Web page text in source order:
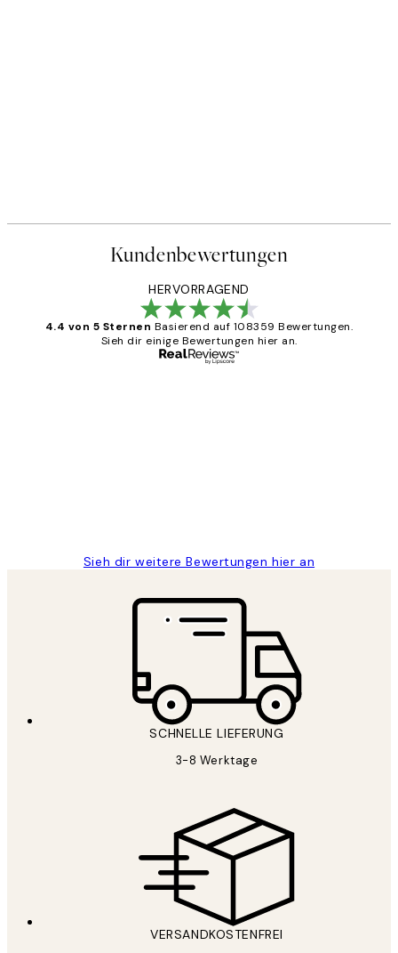
Kundenbewertungen
HERVORRAGEND
4.4 von 5 Sternen Basierend auf 108359 Bewertungen.
Sieh dir einige Bewertungen hier an.
Sieh dir weitere Bewertungen hier an
SCHNELLE LIEFERUNG
3-8 Werktage
VERSANDKOSTENFREI